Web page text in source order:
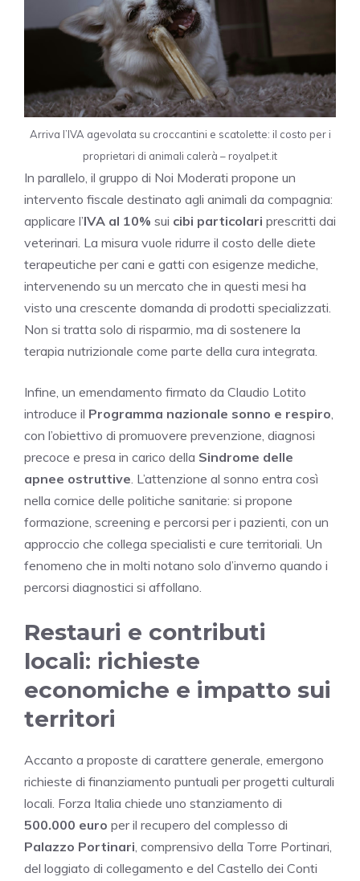
Arriva l’IVA agevolata su croccantini e scatolette: il costo per i
proprietari di animali calerà – royalpet.it
In parallelo, il gruppo di Noi Moderati propone un
intervento fiscale destinato agli animali da compagnia:
applicare l’IVA al 10% sui cibi particolari prescritti dai
veterinari. La misura vuole ridurre il costo delle diete
terapeutiche per cani e gatti con esigenze mediche,
intervenendo su un mercato che in questi mesi ha
visto una crescente domanda di prodotti specializzati.
Non si tratta solo di risparmio, ma di sostenere la
terapia nutrizionale come parte della cura integrata.
Infine, un emendamento firmato da Claudio Lotito
introduce il Programma nazionale sonno e respiro,
con l’obiettivo di promuovere prevenzione, diagnosi
precoce e presa in carico della Sindrome delle
apnee ostruttive. L’attenzione al sonno entra così
nella cornice delle politiche sanitarie: si propone
formazione, screening e percorsi per i pazienti, con un
approccio che collega specialisti e cure territoriali. Un
fenomeno che in molti notano solo d’inverno quando i
percorsi diagnostici si affollano.
Restauri e contributi
locali: richieste
economiche e impatto sui
territori
Accanto a proposte di carattere generale, emergono
richieste di finanziamento puntuali per progetti culturali
locali. Forza Italia chiede uno stanziamento di
500.000 euro per il recupero del complesso di
Palazzo Portinari, comprensivo della Torre Portinari,
del loggiato di collegamento e del Castello dei Conti